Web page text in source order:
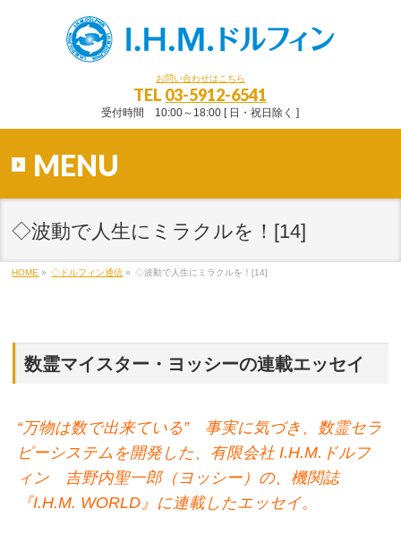
お問い合わせはこちら
TEL 03-5912-6541
受付時間 10:00～18:00 [ 日・祝日除く ]
MENU
◇波動で人生にミラクルを！[14]
HOME » ◇ドルフィン通信 » ◇波動で人生にミラクルを！[14]
数霊マイスター・ヨッシーの連載エッセイ
“万物は数で出来ている” 事実に気づき、数霊セラ
ピーシステムを開発した、有限会社 I.H.M.ドルフ
ィン 吉野内聖一郎（ヨッシー）の、機関誌
『I.H.M. WORLD』に連載したエッセイ。